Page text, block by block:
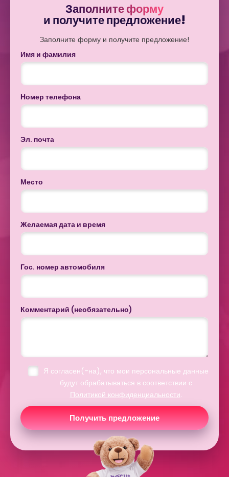
Заполните форму
и получите предложение!
Заполните форму и получите предложение!
Имя и фамилия
Номер телефона
Эл. почта
Место
Желаемая дата и время
Гос. номер автомобиля
Комментарий (необязательно)
Я согласен(-на), что мои персональные данные
будут обрабатываться в соответствии с
Политикой конфиденциальности.
Получить предложение